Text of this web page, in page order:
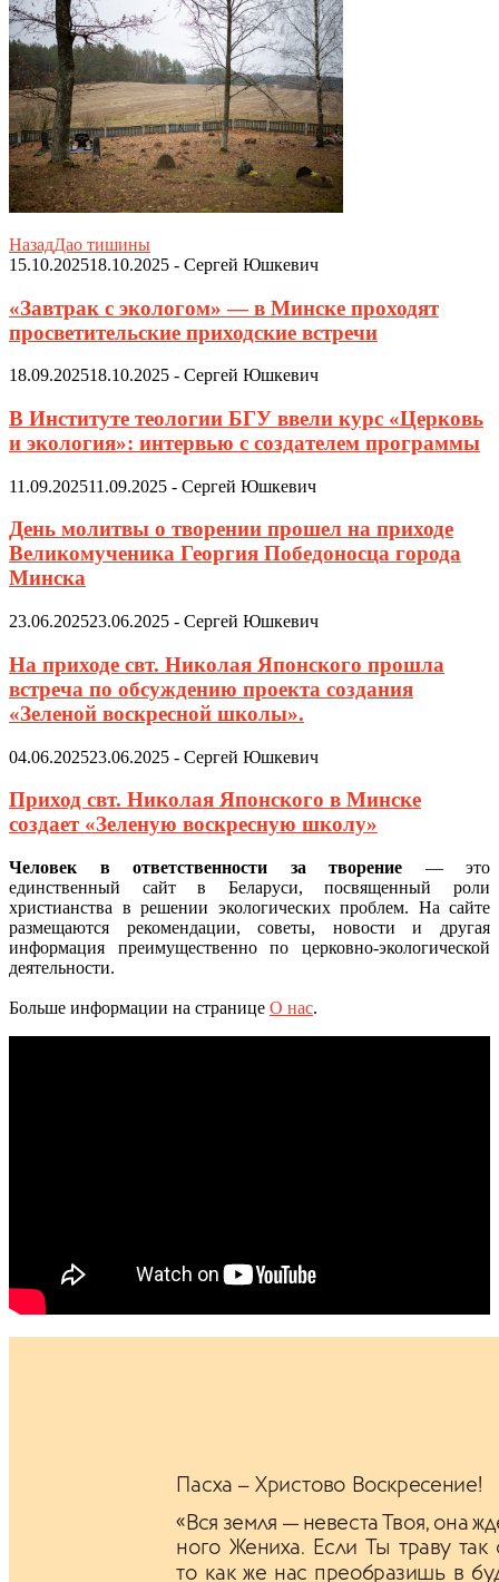
НазадДао тишины
15.10.202518.10.2025 - Сергей Юшкевич
«Завтрак с экологом» — в Минске проходят
просветительские приходские встречи
18.09.202518.10.2025 - Сергей Юшкевич
В Институте теологии БГУ ввели курс «Церковь
и экология»: интервью с создателем программы
11.09.202511.09.2025 - Сергей Юшкевич
День молитвы о творении прошел на приходе
Великомученика Георгия Победоносца города
Минска
23.06.202523.06.2025 - Сергей Юшкевич
На приходе свт. Николая Японского прошла
встреча по обсуждению проекта создания
«Зеленой воскресной школы».
04.06.202523.06.2025 - Сергей Юшкевич
Приход свт. Николая Японского в Минске
создает «Зеленую воскресную школу»
Человек в ответственности за творение — это
единственный сайт в Беларуси, посвященный роли
христианства в решении экологических проблем. На сайте
размещаются рекомендации, советы, новости и другая
информация преимущественно по церковно-экологической
деятельности.
Больше информации на странице О нас.